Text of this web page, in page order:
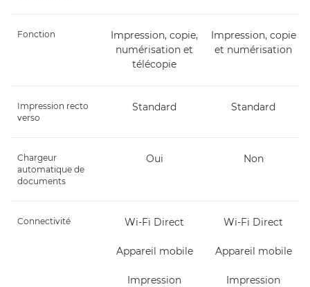
Fonction
Impression, copie,
numérisation et
télécopie
Impression, copie
et numérisation
Impression recto
verso
Standard Standard
Chargeur
automatique de
documents
Oui Non
Connectivité Wi-Fi Direct
Appareil mobile
Impression
Wi-Fi Direct
Appareil mobile
Impression